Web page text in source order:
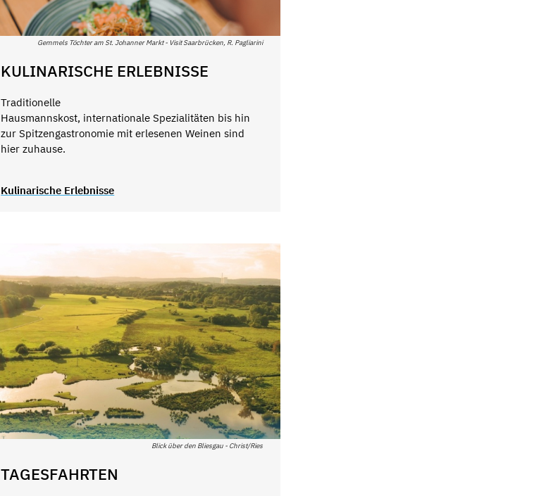
Gemmels Töchter am St. Johanner Markt - Visit Saarbrücken, R. Pagliarini
KULINARISCHE ERLEBNISSE
Traditionelle
Hausmannskost, internationale Spezialitäten bis hin
zur Spitzengastronomie mit erlesenen Weinen sind
hier zuhause.
Kulinarische Erlebnisse
Blick über den Bliesgau - Christ/Ries
TAGESFAHRTEN